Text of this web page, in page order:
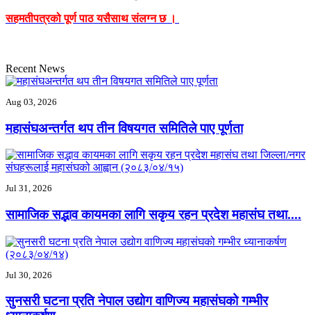
सहमतीपत्रको पूर्ण पाठ यसैसाथ संलग्न छ ।
Recent News
Aug 03, 2026
महासंघअन्तर्गत थप तीन विषयगत समितिले पाए पूर्णता
Jul 31, 2026
सामाजिक सद्भाव कायमका लागि सकृय रहन प्रदेश महासंघ तथा....
Jul 30, 2026
सुनसरी घटना प्रति नेपाल उद्योग वाणिज्य महासंघको गम्भीर